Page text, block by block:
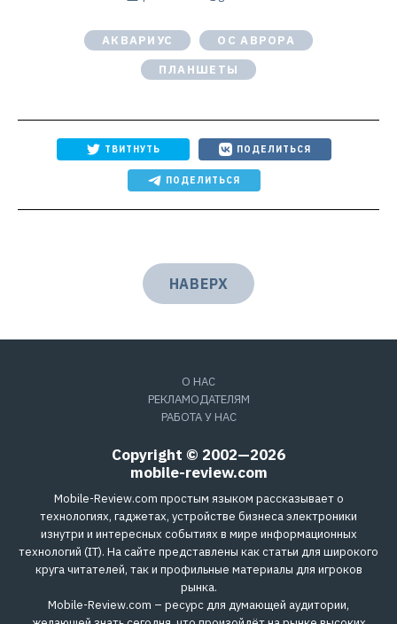
АКВАРИУС
ОС АВРОРА
ПЛАНШЕТЫ
ТВИТНУТЬ ПОДЕЛИТЬСЯ
ПОДЕЛИТЬСЯ
НАВЕРХ
О НАС
РЕКЛАМОДАТЕЛЯМ
РАБОТА У НАС
Copyright © 2002—2026
mobile-review.com
Mobile-Review.com простым языком рассказывает о
технологиях, гаджетах, устройстве бизнеса электроники
изнутри и интересных событиях в мире информационных
технологий (IT). На сайте представлены как статьи для широкого
круга читателей, так и профильные материалы для игроков
рынка.
Mobile-Review.com – ресурс для думающей аудитории,